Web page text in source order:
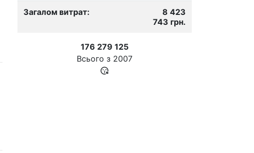
Загалом витрат:
8 423
743 грн.
176 279 125
Всього з 2007